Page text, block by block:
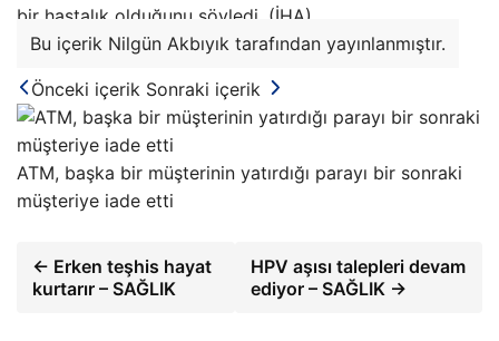
bir hastalık olduğunu söyledi. (İHA)
Bu içerik Nilgün Akbıyık tarafından yayınlanmıştır.
Önceki içerik Sonraki içerik
ATM, başka bir müşterinin yatırdığı parayı bir sonraki
müşteriye iade etti
← Erken teşhis hayat
kurtarır – SAĞLIK
HPV aşısı talepleri devam
ediyor – SAĞLIK →